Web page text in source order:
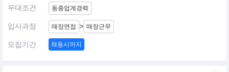
우대조건 동종업계경력
입사과정 매장면접 > 매장근무
모집기간 채용시까지